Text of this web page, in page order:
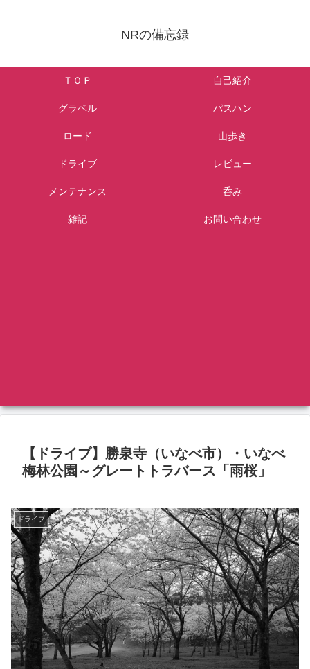
NRの備忘録
ＴＯＰ 自己紹介
グラベル パスハン
ロード 山歩き
ドライブ レビュー
メンテナンス 呑み
雑記 お問い合わせ
【ドライブ】勝泉寺（いなべ市）・いなべ
梅林公園～グレートトラバース「雨桜」
ドライブ